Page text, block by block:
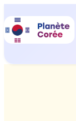
au
contenu